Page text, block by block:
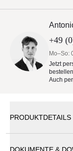
+49
Mo–So:
Jetzt
Auch per
PRODUKTDETAILS
DOKUMENTE &